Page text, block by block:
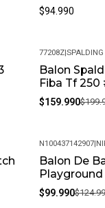
$94.990
-20%
77208Z|SPALDING
Balon
Fiba Tf
$159.990
-20%
N100437142907|
Balon De
Playground
$99.990